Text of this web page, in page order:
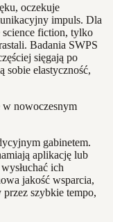
oczekuje
impuls. Dla
fiction, tylko
Badania SWPS
sięgają po
sobie elastyczność,
gabinetem.
aplikację lub
ich
jakość wsparcia,
szybkie tempo,